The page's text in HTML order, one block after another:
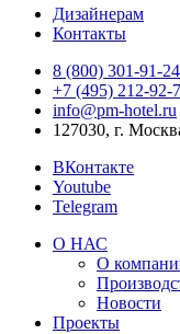
Дизайнерам
Контакты
8 (800) 301‑91‑24
+7 (495)
info@pm-hotel.ru
127030, г.
ВКонтакте
Youtube
Telegram
О НАС
О
Новости
Проекты